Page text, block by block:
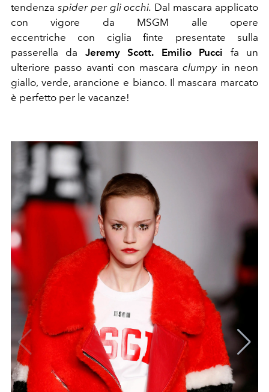
tendenza spider per gli occhi. Dal mascara applicato
con vigore da MSGM alle opere
eccentriche con ciglia finte presentate sulla
passerella da Jeremy Scott. Emilio Pucci fa un
ulteriore passo avanti con mascaraclumpyin neon
giallo, verde, arancione e bianco. Il mascara marcato
è perfetto per le vacanze!